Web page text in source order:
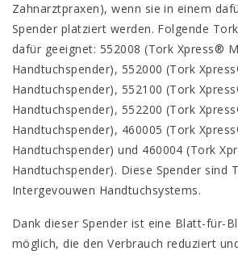
Zahnarztpraxen), wenn sie in einem
Spender platziert werden. Folgende
dafür geeignet: 552008 (Tork Xpress®
Handtuchspender), 552000 (Tork
Handtuchspender), 552100 (Tork
Handtuchspender), 552200 (Tork
Handtuchspender), 460005 (Tork
Handtuchspender) und 460004 (Tork
Handtuchspender). Diese Spender sind
Intergevouwen Handtuchsystems.
Dank dieser Spender ist eine Blatt-für-
möglich, die den Verbrauch reduziert